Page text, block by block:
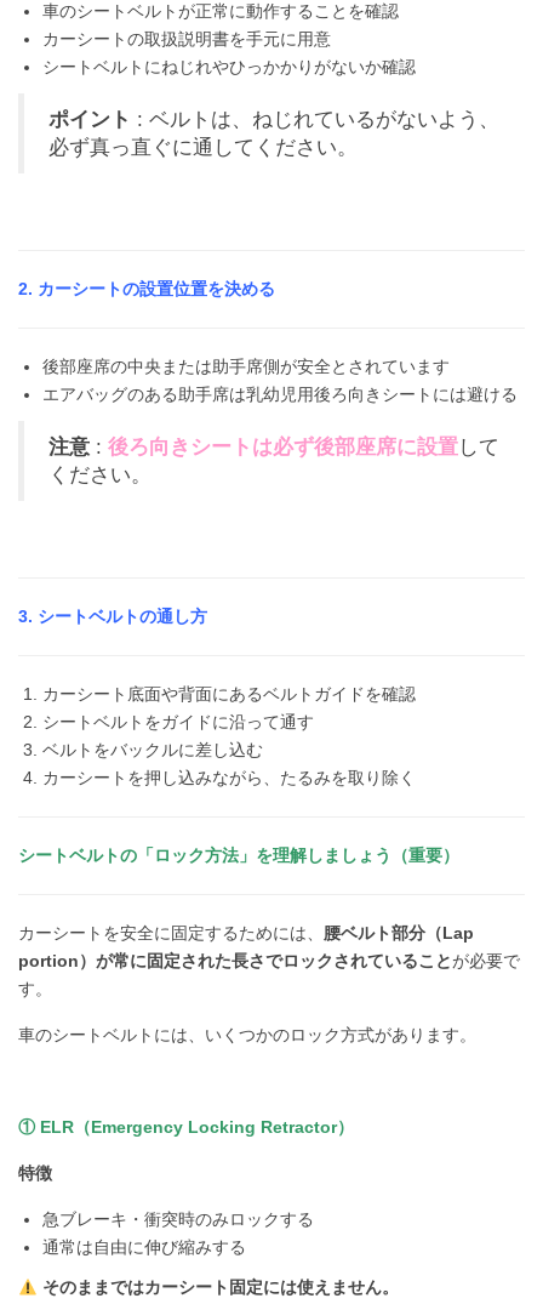
車のシートベルトが正常に動作することを確認
カーシートの取扱説明書を手元に用意
シートベルトにねじれやひっかかりがないか確認
ポイント : ベルトは、ねじれているがないよう、
必ず真っ直ぐに通してください。
2. カーシートの設置位置を決める
後部座席の中央または助手席側が安全とされています
エアバッグのある助手席は乳幼児用後ろ向きシートには避ける
注意 : 後ろ向きシートは必ず後部座席に設置して
ください。
3. シートベルトの通し方
カーシート底面や背面にあるベルトガイドを確認
シートベルトをガイドに沿って通す
ベルトをバックルに差し込む
カーシートを押し込みながら、たるみを取り除く
シートベルトの「ロック方法」を理解しましょう（重要）
カーシートを安全に固定するためには、 腰ベルト部分（Lap
portion）が常に固定された長さでロックされていることが必要で
す。
車のシートベルトには、いくつかのロック方式があります。
① ELR（Emergency Locking Retractor）
特徴
急ブレーキ・衝突時のみロックする
通常は自由に伸び縮みする
そのままではカーシート固定には使えません。